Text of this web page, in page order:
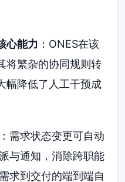
心能力 ：ONES在该
将繁杂的协同规则转
幅降低了人工干预成
需求状态变更可自动
与通知，消除跨职能
求到交付的端到端自